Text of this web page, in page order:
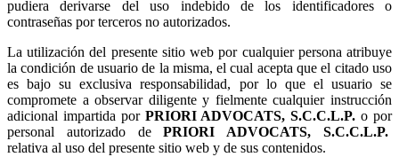
pudiera derivarse del uso indebido de los identificadores o
contraseñas por terceros no autorizados.
La utilización del presente sitio web por cualquier persona atribuye
la condición de usuario de la misma, el cual acepta que el citado uso
es bajo su exclusiva responsabilidad, por lo que el usuario se
compromete a observar diligente y fielmente cualquier instrucción
adicional impartida por
o por
personal autorizado de
relativa al uso del presente sitio web y de sus contenidos.